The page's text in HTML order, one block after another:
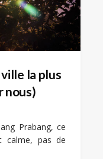
la plus
nous)
Prabang, ce
calme, pas de